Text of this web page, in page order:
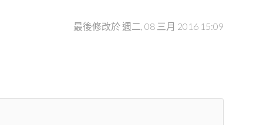
最後修改於 週二, 08 三月 2016 15:09